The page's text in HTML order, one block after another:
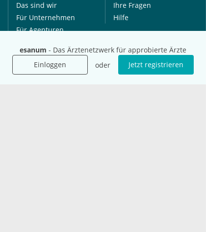
esanum - Das Ärztenetzwerk für approbierte Ärzte
Einloggen
oder Jetzt registrieren
Das sind wir
Für Unternehmen
Für Agenturen
Presse
Karriere
Ihre Fragen
Hilfe